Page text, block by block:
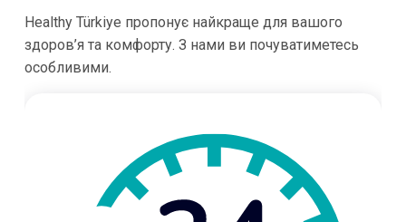
Healthy Türkiye пропонує найкраще для вашого
здоров’я та комфорту. З нами ви почуватиметесь
особливими.